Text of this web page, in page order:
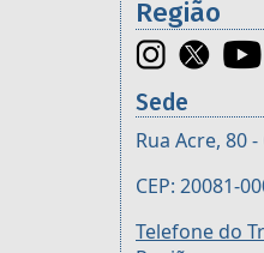
Região
Sede
Rua Acre, 80
CEP: 20081-
Telefone do